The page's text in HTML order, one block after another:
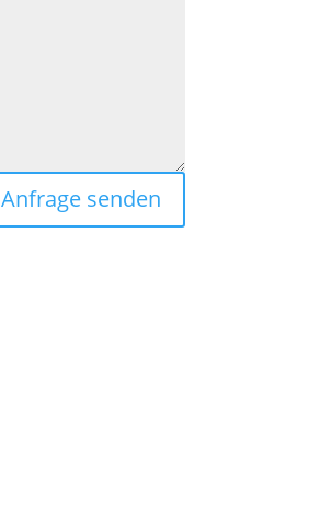
Anfrage senden